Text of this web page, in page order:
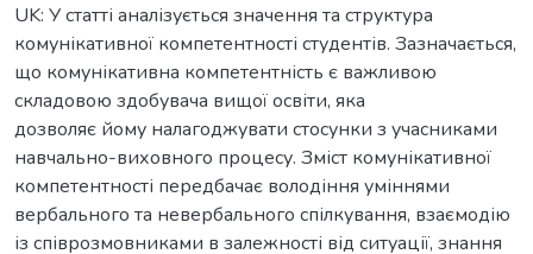
UK: У статті аналізується значення та структура
комунікативної компетентності студентів. Зазначається,
що комунікативна компетентність є важливою
складовою здобувача вищої освіти, яка
дозволяє йому налагоджувати стосунки з учасниками
навчально-виховного процесу. Зміст комунікативної
компетентності передбачає володіння уміннями
вербального та невербального спілкування, взаємодію
із співрозмовниками в залежності від ситуації, знання